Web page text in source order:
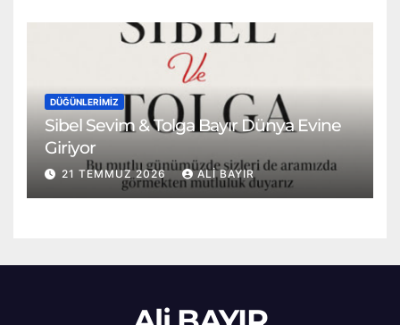
DÜĞÜNLERIMIZ
Sibel Sevim & Tolga Bayır Dünya Evine
Giriyor
21 TEMMUZ 2026 ALI BAYIR